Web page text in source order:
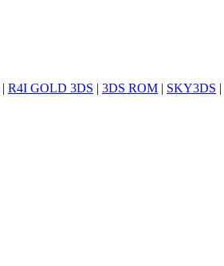
| R4I GOLD 3DS | 3DS ROM | SKY3DS |